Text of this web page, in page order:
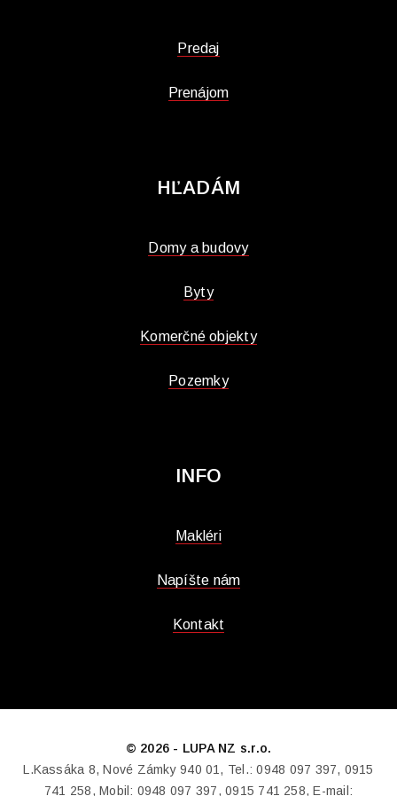
Predaj
Prenájom
HĽADÁM
Domy a budovy
Byty
Komerčné objekty
Pozemky
INFO
Makléri
Napíšte nám
Kontakt
© 2026 - LUPA NZ s.r.o.
L.Kassáka 8, Nové Zámky 940 01, Tel.: 0948 097 397, 0915
741 258, Mobil: 0948 097 397, 0915 741 258, E-mail: